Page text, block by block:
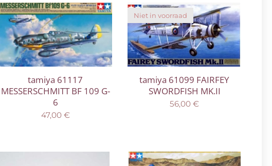
tamiya 61117
MESSERSCHMITT BF 109 G-
6
47,00€
tamiya 61099 FAIRFEY
SWORDFISH MK.II
Niet in voorraad
56,00 €